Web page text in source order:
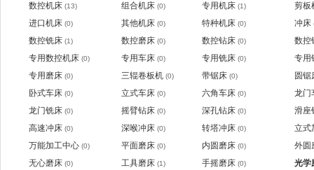
数控机床 (13) 组合机床 (0) 专用机床 (1)
剪板
进口机床 (0) 其他机床 (0) 特种机床 (0) 冲床
数控铣床 (1) 数控磨床 (0) 数控钻床 (0)
数控
专用数控机床 (0) 专用车床 (0) 专用铣床 (0)
专用
专用磨床 (0) 三辊卷板机 (0) 带锯床 (0)
圆锯
卧式车床 (0) 立式车床 (0) 六角车床 (0)
龙门
龙门铣床 (0) 摇臂钻床 (0) 深孔钻床 (0)
滑座
高速冲床 (0) 深喉冲床 (0) 转塔冲床 (0)
立式
万能加工中心 (0) 平面磨床 (0) 内圆磨床 (0)
外圆
无心磨床 (0) 工具磨床 (1) 手摇磨床 (0)
光学